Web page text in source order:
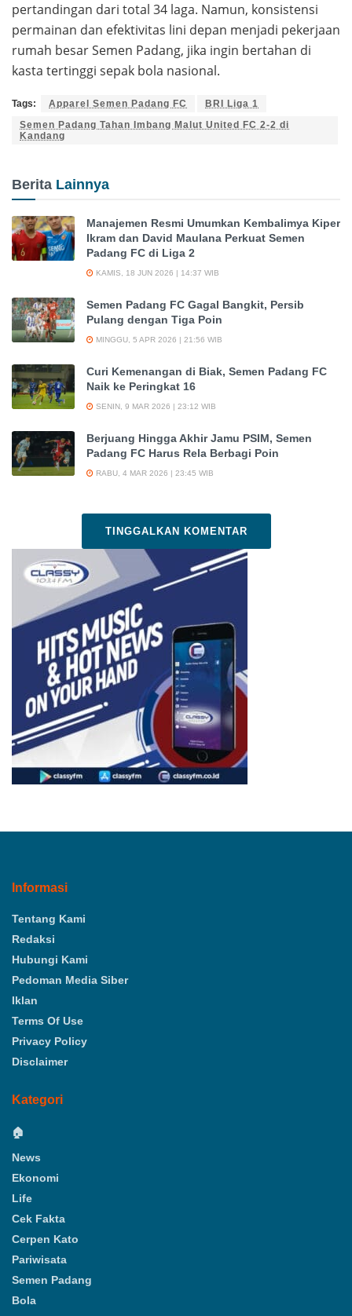
pertandingan dari total 34 laga. Namun, konsistensi
permainan dan efektivitas lini depan menjadi pekerjaan
rumah besar Semen Padang, jika ingin bertahan di
kasta tertinggi sepak bola nasional.
Tags: Apparel Semen Padang FC
BRI Liga 1
Semen Padang Tahan Imbang Malut United FC 2-2 di
Kandang
Berita Lainnya
Manajemen Resmi Umumkan Kembalimya Kiper
Ikram dan David Maulana Perkuat Semen
Padang FC di Liga 2
KAMIS, 18 JUN 2026 | 14:37 WIB
Semen Padang FC Gagal Bangkit, Persib
Pulang dengan Tiga Poin
MINGGU, 5 APR 2026 | 21:56 WIB
Curi Kemenangan di Biak, Semen Padang FC
Naik ke Peringkat 16
SENIN, 9 MAR 2026 | 23:12 WIB
Berjuang Hingga Akhir Jamu PSIM, Semen
Padang FC Harus Rela Berbagi Poin
RABU, 4 MAR 2026 | 23:45 WIB
TINGGALKAN KOMENTAR
Informasi
Tentang Kami
Redaksi
Hubungi Kami
Pedoman Media Siber
Iklan
Terms Of Use
Privacy Policy
Disclaimer
Kategori
🏠
News
Ekonomi
Life
Cek Fakta
Cerpen Kato
Pariwisata
Semen Padang
Bola